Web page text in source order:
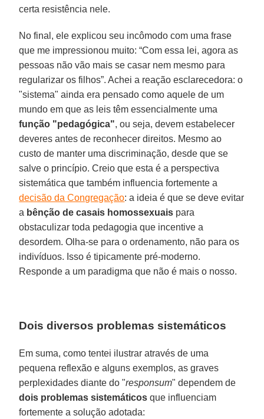
certa resistência nele.
No final, ele explicou seu incômodo com uma frase
que me impressionou muito: “Com essa lei, agora as
pessoas não vão mais se casar nem mesmo para
regularizar os filhos”. Achei a reação esclarecedora: o
"sistema" ainda era pensado como aquele de um
mundo em que as leis têm essencialmente uma
função "pedagógica", ou seja, devem estabelecer
deveres antes de reconhecer direitos. Mesmo ao
custo de manter uma discriminação, desde que se
salve o princípio. Creio que esta é a perspectiva
sistemática que também influencia fortemente a
decisão da Congregação: a ideia é que se deve evitar
a bênção de casais homossexuais para
obstaculizar toda pedagogia que incentive a
desordem. Olha-se para o ordenamento, não para os
indivíduos. Isso é tipicamente pré-moderno.
Responde a um paradigma que não é mais o nosso.
Dois diversos problemas sistemáticos
Em suma, como tentei ilustrar através de uma
pequena reflexão e alguns exemplos, as graves
perplexidades diante do "responsum" dependem de
dois problemas sistemáticos que influenciam
fortemente a solução adotada: